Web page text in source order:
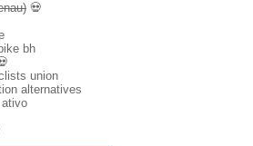
💀
bh
union
alternatives